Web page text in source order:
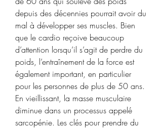
depuis des décennies pourrait avoir du
mal à développer ses muscles. Bien
que le cardio reçoive beaucoup
d’attention lorsqu’il s’agit de perdre du
poids, l’entraînement de la force est
également important, en particulier
pour les personnes de plus de 50 ans.
En vieillissant, la masse musculaire
diminue dans un processus appelé
sarcopénie. Les clés pour prendre du